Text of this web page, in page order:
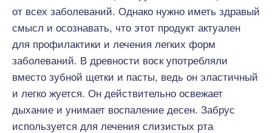
от всех заболеваний. Однако нужно иметь здравый
смысл и осознавать, что этот продукт актуален
для профилактики и лечения легких форм
заболеваний. В древности воск употребляли
вместо зубной щетки и пасты, ведь он эластичный
и легко жуется. Он действительно освежает
дыхание и унимает воспаление десен. Забрус
используется для лечения слизистых рта